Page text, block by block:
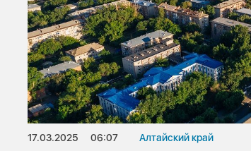
17.03.2025 06:07 Алтайский край